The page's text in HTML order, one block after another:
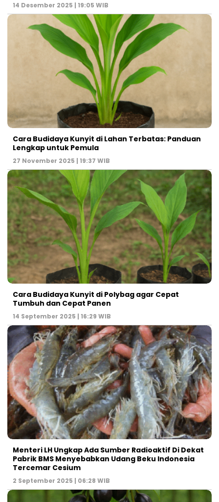
14 Desember 2025 | 19:05 WIB
Cara Budidaya Kunyit di Lahan Terbatas: Panduan
Lengkap untuk Pemula
27 November 2025 | 19:37 WIB
Cara Budidaya Kunyit di Polybag agar Cepat
Tumbuh dan Cepat Panen
14 September 2025 | 16:29 WIB
Menteri LH Ungkap Ada Sumber Radioaktif Di Dekat
Pabrik BMS Menyebabkan Udang Beku Indonesia
Tercemar Cesium
2 September 2025 | 06:28 WIB